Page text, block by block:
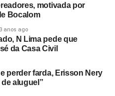
motivada por
Bocalom
3 anos ago
N Lima pede que
da Casa Civil
perder farda, Erisson Nery
aluguel”